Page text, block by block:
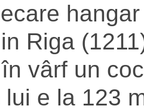
Riga
vârf un
lui e la 123